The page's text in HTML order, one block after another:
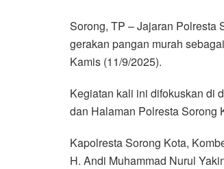
Sorong, TP – Jajaran Polresta
gerakan pangan murah
Kamis (11/9/2025).
Kegiatan kali ini difokuskan di
dan Halaman Polresta Sorong
Kapolresta Sorong Kota,
H. Andi Muhammad Nurul